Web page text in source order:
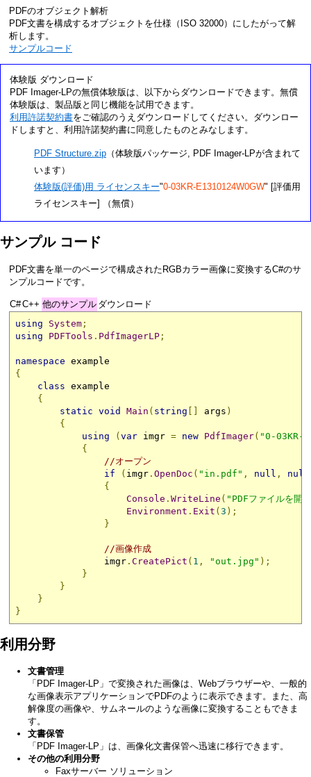
PDFのオブジェクト解析
PDF文書を構成するオブジェクトを仕様（ISO 32000）にしたがって解
析します。
サンプルコード
体験版 ダウンロード
PDF Imager-LPの無償体験版は、以下からダウンロードできます。無償
体験版は、製品版と同じ機能を試用できます。
利用許諾契約書をご確認のうえダウンロードしてください。ダウンロー
ドしますと、利用許諾契約書に同意したものとみなします。
PDF Structure.zip（体験版パッケージ, PDF Imager-LPが含まれて
います）
体験版(評価)用 ライセンスキー"0-03KR-E1310124W0GW" [評価用
ライセンスキー]
（無償）
サンプル コード
PDF文書を単一のページで構成されたRGBカラー画像に変換するC#のサ
ンプルコードです。
C#C++ 他のサンプル ダウンロード
using
System ;
using
PDFTools . PdfImagerLP ;
namespace
{
class example
{
static void Main ( string [] args )
{
using
(var imgr = new PdfImager( "0-03KR-
{
//オープン
if
( imgr . OpenDoc ( "in.pdf" , null , null
{
Console . WriteLine ( "PDFファイルを開
Environment . Exit (3 );
}
//画像作成
                imgr
. CreatePict ( 1 , "out.jpg" );
}
}
}
}
利用分野
文書管理
「PDF Imager-LP」で変換された画像は、Webブラウザーや、一般的
な画像表示アプリケーションでPDFのように表示できます。また、高
解像度の画像や、サムネールのような画像に変換することもできま
す。
文書保管
「PDF Imager-LP」は、画像化文書保管へ迅速に移行できます。
その他の利用分野
Faxサーバー ソリューション